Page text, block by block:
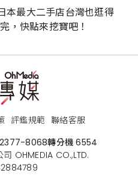
本最大二手店台灣也逛得
，快點來挖寶吧！
評鑑規範 聯絡客服
8068轉分機 6554
OHMEDIA CO.,LTD.